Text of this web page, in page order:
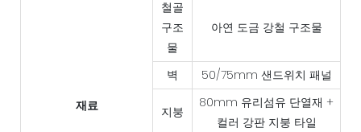
재료
철골
구조
물
아연 도금 강철 구조물
벽 50/75mm 샌드위치 패널
지붕
80mm 유리섬유 단열재 +
컬러 강판 지붕 타일